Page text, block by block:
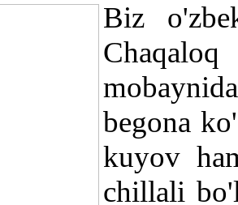
Biz
begona
kuyov
chillali